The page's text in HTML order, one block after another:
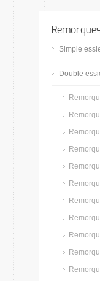
Simple
Double